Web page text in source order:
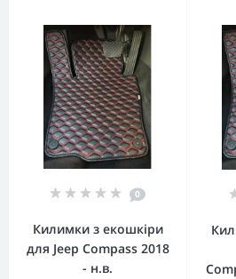
0
Килимки з екошкіри
для Jeep Compass 2018
- н.в.